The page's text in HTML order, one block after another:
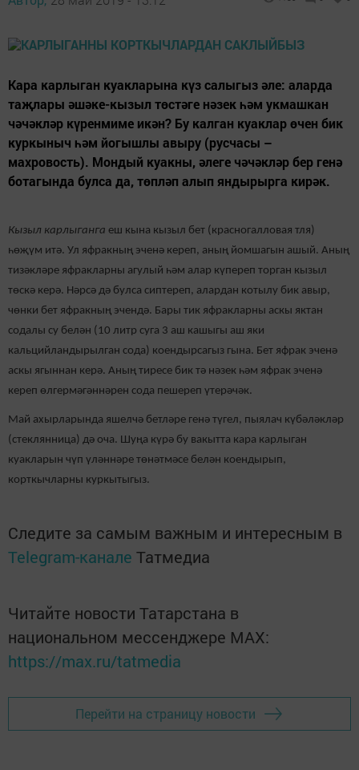
Кара карлыган куакларына күз салыгыз әле: аларда
таҗлары әшәке-кызыл төстәге нәзек һәм укмашкан
чәчәкләр күренмиме икән? Бу калган куаклар өчен бик
куркыныч һәм йогышлы авыру (русчасы –
махровость). Мондый куакны, әлеге чәчәкләр бер генә
ботагында булса да, төпләп алып яндырырга кирәк.
Кызыл карлыганга еш кына кызыл бет (красногалловая тля)
һөҗүм итә. Ул яфракның эченә кереп, аның йомшагын ашый. Аның
тизәкләре яфракларны агулый һәм алар күпереп торган кызыл
төскә керә. Нәрсә дә булса сиптереп, алардан котылу бик авыр,
чөнки бет яфракның эчендә. Бары тик яфракларны аскы яктан
содалы су белән (10 литр суга 3 аш кашыгы аш яки
кальцийландырылган сода) коендырсагыз гына. Бет яфрак эченә
аскы ягыннан керә. Аның тиресе бик тә нәзек һәм яфрак эченә
кереп өлгермәгәннәрен сода пешереп үтерәчәк.
Май ахырларында яшелчә бетләре генә түгел, пыялач күбәләкләр
(стеклянница) дә оча. Шуңа күрә бу вакытта кара карлыган
куакларын чүп үләннәре төнәтмәсе белән коендырып,
корткычларны куркытыгыз.
Следите за самым важным и интересным в
Telegram-канале Татмедиа
Читайте новости Татарстана в
национальном мессенджере MАХ:
https://max.ru/tatmedia
Перейти на страницу новости